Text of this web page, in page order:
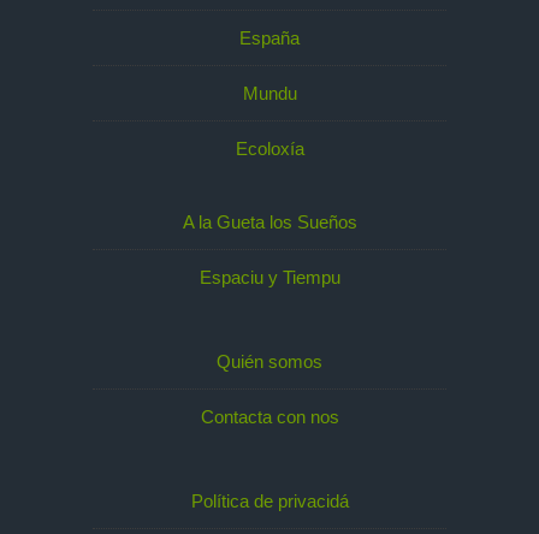
España
Mundu
Ecoloxía
A la Gueta los Sueños
Espaciu y Tiempu
Quién somos
Contacta con nos
Política de privacidá